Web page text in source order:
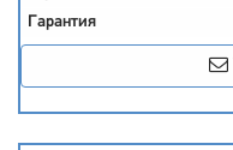
Гарантия